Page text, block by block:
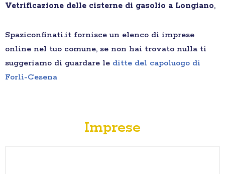
Vetrificazione delle cisterne di gasolio a Longiano,
Spaziconfinati.it fornisce un elenco di imprese
online nel tuo comune, se non hai trovato nulla ti
suggeriamo di guardare le ditte del capoluogo di
Forlì-Cesena
Imprese